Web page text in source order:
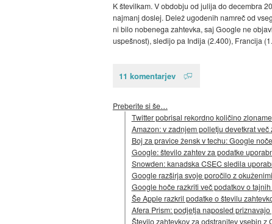
K številkam. V obdobju od julija do decembra
najmanj doslej. Delež ugodenih namreč od
ni bilo nobenega zahtevka, saj Google ne
uspešnost), sledijo pa Indija (2.400), Francija
11 komentarjev
Preberite si še…
Twitter pobrisal rekordno količino
Amazon: v zadnjem polletju devetkrat
Boj za pravice žensk v techu: Google
Google: število zahtev za podatke
Snowden: kanadska CSEC sledila
Google razširja svoje poročilo z
Google hoče razkriti več podatkov o
Še Apple razkril podatke o številu
Afera Prism: podjetja naposled
Število zahtevkov za odstranitev vsebin z